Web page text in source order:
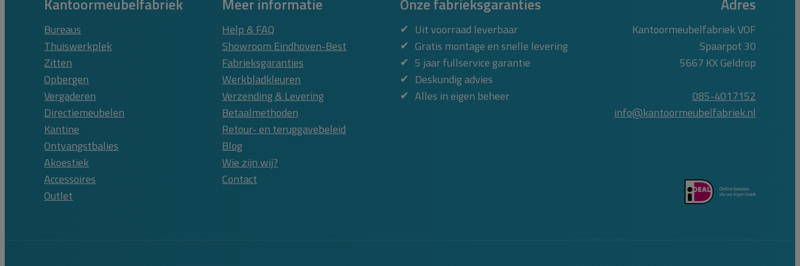
Bureaus
Thuiswerkplek
Zitten
Opbergen
Vergaderen
Directiemeubelen
Kantine
Ontvangstbalies
Akoestiek
Accessoires
Outlet
Help & FAQ
Showroom Eindhoven-Best
Fabrieksgaranties
Werkbladkleuren
Verzending & Levering
Betaalmethoden
Retour- en teruggavebeleid
Blog
Wie zijn wij?
Contact
Uit voorraad leverbaar
Gratis montage en snelle levering
5 jaar fullservice garantie
Deskundig advies
Alles in eigen beheer
Kantoormeubelfabriek VOF
Spaarpot 30
5667 KX Geldrop
085-4017152
info@kantoormeubelfabriek.nl